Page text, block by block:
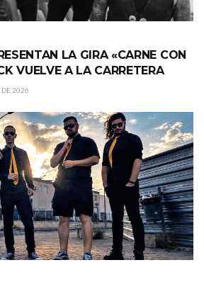
LA GIRA «CARNE CON
VUELVE A LA CARRETERA
DE 2026